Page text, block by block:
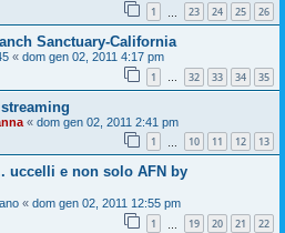
1 23 24 25 26
Sanctuary-California
« dom gen 02, 2011 4:17 pm
1 … 32 33 34 35
« dom gen 02, 2011 2:41 pm
1 10 11 12 13
uccelli e non solo AFN by
« dom gen 02, 2011 12:55 pm
1 19 20 21 22